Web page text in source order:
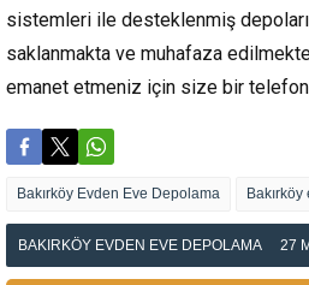
sistemleri ile desteklenmiş
saklanmakta ve muhafaza
emanet etmeniz için size bir telefon
Bakırköy Evden Eve Depolama
BAKIRKÖY EVDEN EVE DEPOLAMA 27